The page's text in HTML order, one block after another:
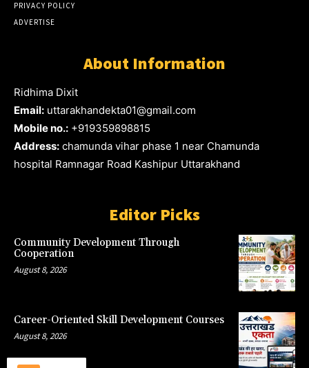
PRIVACY POLICY
ADVERTISE
About Information
Ridhima Dixit
Email: uttarakhandekta01@gmail.com
Mobile no.: +919359898815
Address: chamunda vihar phase 1 near Chamunda
hospital Ramnagar Road Kashipur Uttarakhand
Editor Picks
Community Development Through
Cooperation
August 8, 2026
Career-Oriented Skill Development Courses
August 8, 2026